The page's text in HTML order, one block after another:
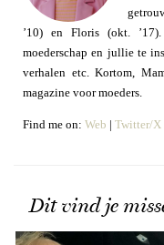
’10) en Floris (okt.
moederschap en jullie te
verhalen etc. Kortom,
magazine voor moeders.
Find me on: Web | Twitter/X
Dit vind je